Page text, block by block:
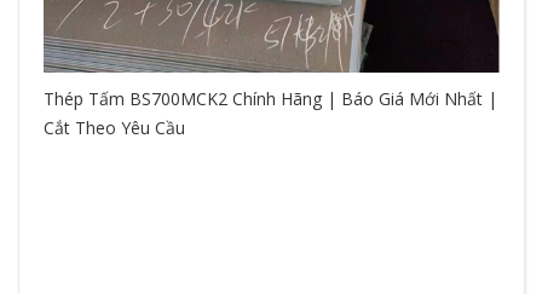
Thép Tấm BS700MCK2 Chính Hãng | Báo Giá Mới Nhất |
Cắt Theo Yêu Cầu